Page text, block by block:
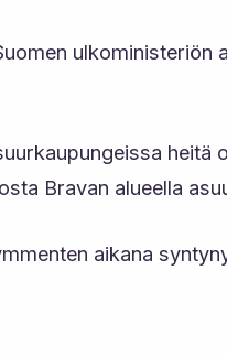
Bravan alueella
aikana